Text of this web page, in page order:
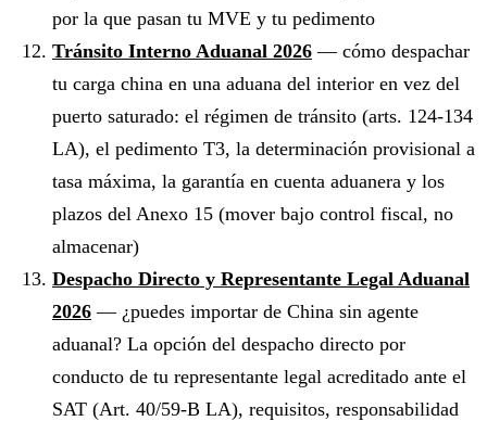
por la que pasan tu MVE y tu pedimento
Tránsito Interno Aduanal 2026 — cómo despachar
tu carga china en una aduana del interior en vez del
puerto saturado: el régimen de tránsito (arts. 124-134
LA), el pedimento T3, la determinación provisional a
tasa máxima, la garantía en cuenta aduanera y los
plazos del Anexo 15 (mover bajo control fiscal, no
almacenar)
Despacho Directo y Representante Legal Aduanal
2026 — ¿puedes importar de China sin agente
aduanal? La opción del despacho directo por
conducto de tu representante legal acreditado ante el
SAT (Art. 40/59-B LA), requisitos, responsabilidad